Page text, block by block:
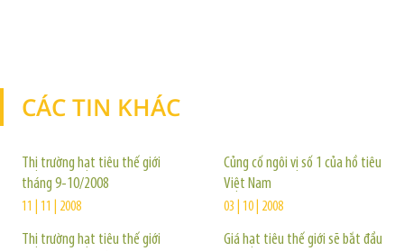
CÁC TIN KHÁC
Thị trường hạt tiêu thế giới
tháng 9-10/2008
11 | 11 | 2008
Thị trường hạt tiêu thế giới
Củng cố ngôi vị số 1 của hồ tiêu
Việt Nam
03 | 10 | 2008
Giá hạt tiêu thế giới sẽ bắt đầu